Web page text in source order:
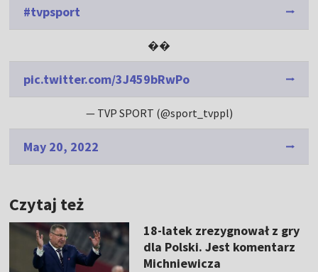
#tvpsport
��
pic.twitter.com/3J459bRwPo
— TVP SPORT (@sport_tvppl)
May 20, 2022
Czytaj też
18-latek zrezygnował z gry
dla Polski. Jest komentarz
Michniewicza